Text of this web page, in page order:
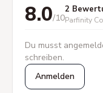
8.0/10
2
Parfinity
Du musst
schreiben.
Anmelden